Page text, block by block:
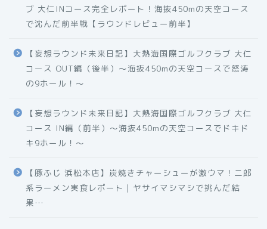
ブ 大仁INコース完全レポート！海抜450mの天空コース
で沈んだ前半戦【ラウンドレビュー前半】
【妄想ラウンド未来日記】大熱海国際ゴルフクラブ 大仁
コース OUT編（後半）〜海抜450mの天空コースで怒涛
の9ホール！〜
【妄想ラウンド未来日記】大熱海国際ゴルフクラブ 大仁
コース IN編（前半）〜海抜450mの天空コースでドキド
キ9ホール！〜
【豚ふじ 浜松本店】炭焼きチャーシューが激ウマ！二郎
系ラーメン実食レポート｜ヤサイマシマシで挑んだ結
果…